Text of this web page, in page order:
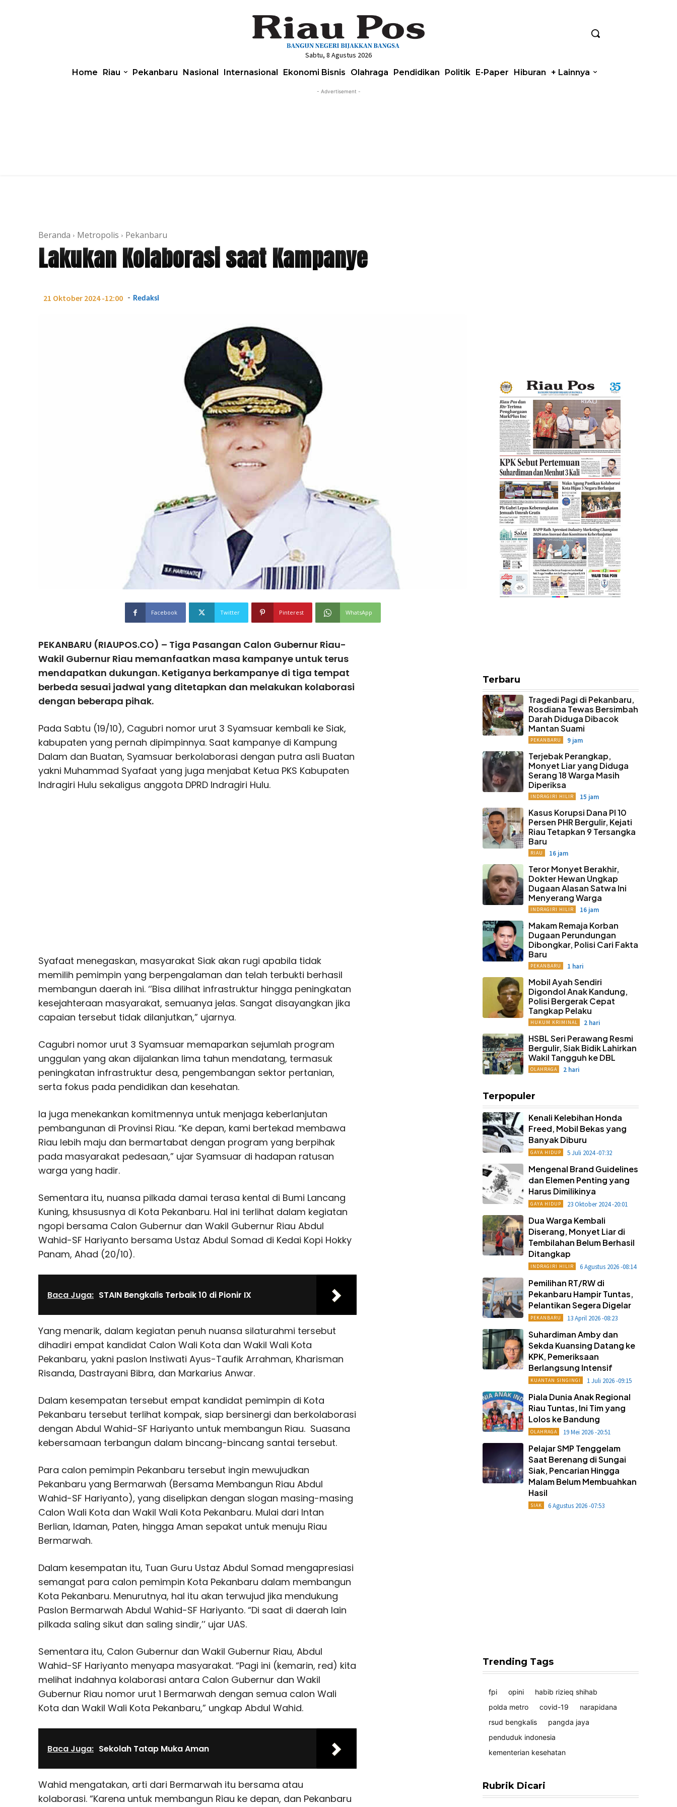
Sabtu, 8 Agustus 2026
Home Riau Pekanbaru Nasional Internasional Ekonomi Bisnis Olahraga Pendidikan Politik E-Paper Hiburan + Lainnya
- Advertisement -
Beranda Metropolis Pekanbaru
Lakukan Kolaborasi saat Kampanye
21 Oktober 2024 -12:00 - Redaksi
Facebook Twitter Pinterest WhatsApp
PEKANBARU (RIAUPOS.CO) – Tiga Pasangan Calon Gubernur Riau-
Wakil Gubernur Riau memanfaatkan masa kampanye untuk terus
mendapatkan dukungan. Ketiganya berkampanye di tiga tempat
berbeda sesuai jadwal yang ditetapkan dan melakukan kolaborasi
dengan beberapa pihak.
Pada Sabtu (19/10), Cagubri nomor urut 3 Syamsuar kembali ke Siak,
kabupaten yang pernah dipimpinnya. Saat kampanye di Kampung
Dalam dan Buatan, Syamsuar berkolaborasi dengan putra asli Buatan
yakni Muhammad Syafaat yang juga menjabat Ketua PKS Kabupaten
Indragiri Hulu sekaligus anggota DPRD Indragiri Hulu.
Syafaat menegaskan, masyarakat Siak akan rugi apabila tidak
memilih pemimpin yang berpengalaman dan telah terbukti berhasil
membangun daerah ini. ‘’Bisa dilihat infrastruktur hingga peningkatan
kesejahteraan masyarakat, semuanya jelas. Sangat disayangkan jika
capaian tersebut tidak dilanjutkan,” ujarnya.
Cagubri nomor urut 3 Syamsuar memaparkan sejumlah program
unggulan yang akan dijalankan lima tahun mendatang, termasuk
peningkatan infrastruktur desa, pengembangan sektor pertanian,
serta fokus pada pendidikan dan kesehatan.
Ia juga menekankan komitmennya untuk menjaga keberlanjutan
pembangunan di Provinsi Riau. “Ke depan, kami bertekad membawa
Riau lebih maju dan bermartabat dengan program yang berpihak
pada masyarakat pedesaan,” ujar Syamsuar di hadapan ratusan
warga yang hadir.
Sementara itu, nuansa pilkada damai terasa kental di Bumi Lancang
Kuning, khsususnya di Kota Pekanbaru. Hal ini terlihat dalam kegiatan
ngopi bersama Calon Gubernur dan Wakil Gubernur Riau Abdul
Wahid-SF Hariyanto bersama Ustaz Abdul Somad di Kedai Kopi Hokky
Panam, Ahad (20/10).
Baca Juga: STAIN Bengkalis Terbaik 10 di Pionir IX
Yang menarik, dalam kegiatan penuh nuansa silaturahmi tersebut
dihadiri empat kandidat Calon Wali Kota dan Wakil Wali Kota
Pekanbaru, yakni paslon Instiwati Ayus-Taufik Arrahman, Kharisman
Risanda, Dastrayani Bibra, dan Markarius Anwar.
Dalam kesempatan tersebut empat kandidat pemimpin di Kota
Pekanbaru tersebut terlihat kompak, siap bersinergi dan berkolaborasi
dengan Abdul Wahid-SF Hariyanto untuk membangun Riau. Suasana
kebersamaan terbangun dalam bincang-bincang santai tersebut.
Para calon pemimpin Pekanbaru tersebut ingin mewujudkan
Pekanbaru yang Bermarwah (Bersama Membangun Riau Abdul
Wahid-SF Hariyanto), yang diselipkan dengan slogan masing-masing
Calon Wali Kota dan Wakil Wali Kota Pekanbaru. Mulai dari Intan
Berlian, Idaman, Paten, hingga Aman sepakat untuk menuju Riau
Bermarwah.
Dalam kesempatan itu, Tuan Guru Ustaz Abdul Somad mengapresiasi
semangat para calon pemimpin Kota Pekanbaru dalam membangun
Kota Pekanbaru. Menurutnya, hal itu akan terwujud jika mendukung
Paslon Bermarwah Abdul Wahid-SF Hariyanto. “Di saat di daerah lain
pilkada saling sikut dan saling sindir,’’ ujar UAS.
Sementara itu, Calon Gubernur dan Wakil Gubernur Riau, Abdul
Wahid-SF Hariyanto menyapa masyarakat. “Pagi ini (kemarin, red) kita
melihat indahnya kolaborasi antara Calon Gubernur dan Wakil
Gubernur Riau nomor urut 1 Bermarwah dengan semua calon Wali
Kota dan Wakil Wali Kota Pekanbaru,” ungkap Abdul Wahid.
Baca Juga: Sekolah Tatap Muka Aman
Wahid mengatakan, arti dari Bermarwah itu bersama atau
kolaborasi. “Karena untuk membangun Riau ke depan, dan Pekanbaru
Terbaru
Tragedi Pagi di Pekanbaru,
Rosdiana Tewas Bersimbah
Darah Diduga Dibacok
Mantan Suami
PEKANBARU 9 jam
Terjebak Perangkap,
Monyet Liar yang Diduga
Serang 18 Warga Masih
Diperiksa
INDRAGIRI HILIR 15 jam
Kasus Korupsi Dana PI 10
Persen PHR Bergulir, Kejati
Riau Tetapkan 9 Tersangka
Baru
RIAU 16 jam
Teror Monyet Berakhir,
Dokter Hewan Ungkap
Dugaan Alasan Satwa Ini
Menyerang Warga
INDRAGIRI HILIR 16 jam
Makam Remaja Korban
Dugaan Perundungan
Dibongkar, Polisi Cari Fakta
Baru
PEKANBARU 1 hari
Mobil Ayah Sendiri
Digondol Anak Kandung,
Polisi Bergerak Cepat
Tangkap Pelaku
HUKUM KRIMINAL 2 hari
HSBL Seri Perawang Resmi
Bergulir, Siak Bidik Lahirkan
Wakil Tangguh ke DBL
OLAHRAGA 2 hari
Terpopuler
Kenali Kelebihan Honda
Freed, Mobil Bekas yang
Banyak Diburu
GAYA HIDUP 5 Juli 2024 -07:32
Mengenal Brand Guidelines
dan Elemen Penting yang
Harus Dimilikinya
GAYA HIDUP 23 Oktober 2024 -20:01
Dua Warga Kembali
Diserang, Monyet Liar di
Tembilahan Belum Berhasil
Ditangkap
INDRAGIRI HILIR 6 Agustus 2026 -08:14
Pemilihan RT/RW di
Pekanbaru Hampir Tuntas,
Pelantikan Segera Digelar
PEKANBARU 13 April 2026 -08:23
Suhardiman Amby dan
Sekda Kuansing Datang ke
KPK, Pemeriksaan
Berlangsung Intensif
KUANTAN SINGINGI 1 Juli 2026 -09:15
Piala Dunia Anak Regional
Riau Tuntas, Ini Tim yang
Lolos ke Bandung
OLAHRAGA 19 Mei 2026 -20:51
Pelajar SMP Tenggelam
Saat Berenang di Sungai
Siak, Pencarian Hingga
Malam Belum Membuahkan
Hasil
SIAK 6 Agustus 2026 -07:53
Trending Tags
fpi opini
habib rizieq shihab
polda metro
covid-19
narapidana
rsud bengkalis
pangda jaya
penduduk indonesia
kementerian kesehatan
Rubrik Dicari